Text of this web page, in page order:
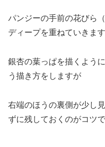
パンジーの手前の花びら
ディープを重ねていきます
銀杏の葉っぱを描くよう
う描き方をしますが
右端のほうの裏側が少し
ずに残しておくのがコツで